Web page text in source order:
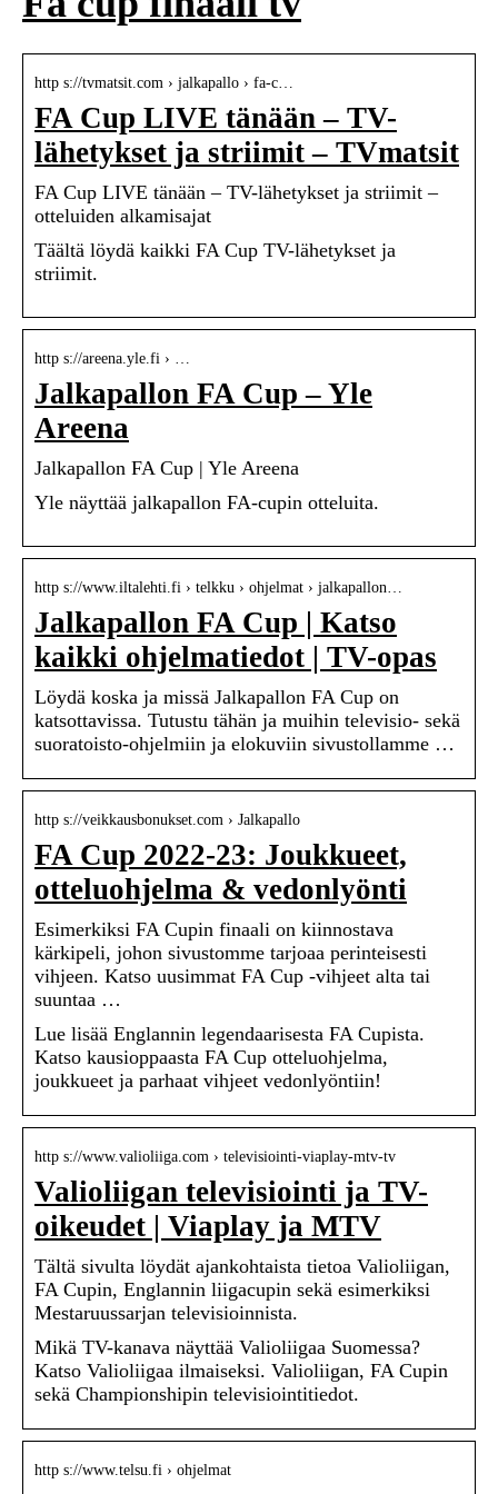
http s://tvmatsit.com › jalkapallo › fa-c…
FA Cup LIVE tänään – TV-
lähetykset ja striimit – TVmatsit
FA Cup LIVE tänään – TV-lähetykset ja striimit –
otteluiden alkamisajat
Täältä löydä kaikki FA Cup TV-lähetykset ja
striimit.
http s://areena.yle.fi › …
Jalkapallon FA Cup – Yle
Areena
Jalkapallon FA Cup | Yle Areena
Yle näyttää jalkapallon FA-cupin otteluita.
http s://www.iltalehti.fi › telkku › ohjelmat › jalkapallon…
Jalkapallon FA Cup | Katso
kaikki ohjelmatiedot | TV-opas
Löydä koska ja missä Jalkapallon FA Cup on
katsottavissa. Tutustu tähän ja muihin televisio- sekä
suoratoisto-ohjelmiin ja elokuviin sivustollamme …
http s://veikkausbonukset.com › Jalkapallo
FA Cup 2022-23: Joukkueet,
otteluohjelma & vedonlyönti
Esimerkiksi FA Cupin finaali on kiinnostava
kärkipeli, johon sivustomme tarjoaa perinteisesti
vihjeen. Katso uusimmat FA Cup -vihjeet alta tai
suuntaa …
Lue lisää Englannin legendaarisesta FA Cupista.
Katso kausioppaasta FA Cup otteluohjelma,
joukkueet ja parhaat vihjeet vedonlyöntiin!
http s://www.valioliiga.com › televisiointi-viaplay-mtv-tv
Valioliigan televisiointi ja TV-
oikeudet | Viaplay ja MTV
Tältä sivulta löydät ajankohtaista tietoa Valioliigan,
FA Cupin, Englannin liigacupin sekä esimerkiksi
Mestaruussarjan televisioinnista.
Mikä TV-kanava näyttää Valioliigaa Suomessa?
Katso Valioliigaa ilmaiseksi. Valioliigan, FA Cupin
sekä Championshipin televisiointitiedot.
http s://www.telsu.fi › ohjelmat